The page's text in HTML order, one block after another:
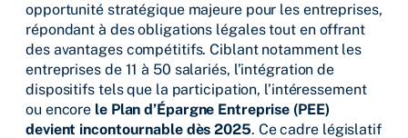
opportunité stratégique majeure pour les entreprises,
répondant à des obligations légales tout en offrant
des avantages compétitifs. Ciblant notamment les
entreprises de 11 à 50 salariés, l’intégration de
dispositifs tels que la participation, l’intéressement
ou encore le Plan d’Épargne Entreprise (PEE)
devient incontournable dès 2025. Ce cadre législatif